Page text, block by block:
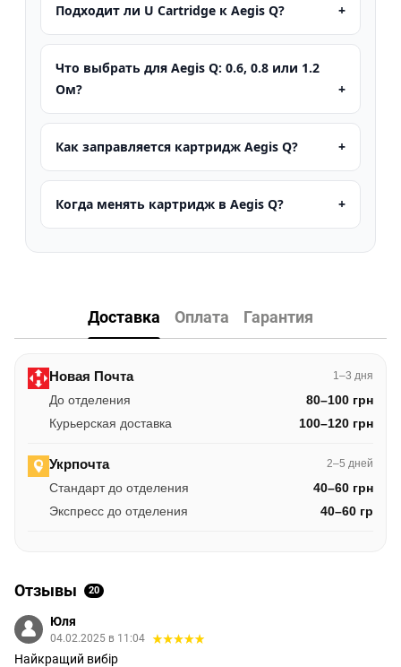
Подходит ли U Cartridge к Aegis Q?
Что выбрать для Aegis Q: 0.6, 0.8 или 1.2
Ом?
Как заправляется картридж Aegis Q?
Когда менять картридж в Aegis Q?
Доставка Оплата Гарантия
Новая Почта 1–3 дня
До отделения
80–100 грн
Курьерская доставка
100–120 грн
Укрпочта 2–5 дней
Стандарт до отделения
40–60 грн
Экспресс до отделения
40–60 гр
Отзывы 20
Юля
04.02.2025 в 11:04
Найкращий вибір